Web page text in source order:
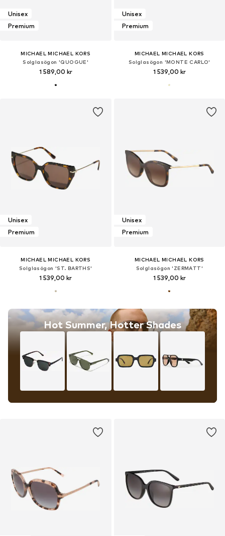
Unisex
Premium
MICHAEL MICHAEL KORS
Solglasögon 'QUOGUE'
1 589,00 kr
Unisex
Premium
MICHAEL MICHAEL KORS
Solglasögon 'MONTE CARLO'
1 539,00 kr
Unisex
Premium
MICHAEL MICHAEL KORS
Solglasögon 'ST. BARTHS'
1 539,00 kr
Hot Summer, Hotter Shades
Unisex
Premium
MICHAEL MICHAEL KORS
Solglasögon 'ZERMATT'
1 539,00 kr